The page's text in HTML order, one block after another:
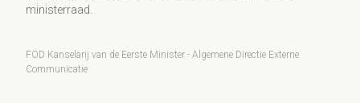
ministerraad.
FOD Kanselarij van de Eerste Minister - Algemene Directie Externe
Communicatie